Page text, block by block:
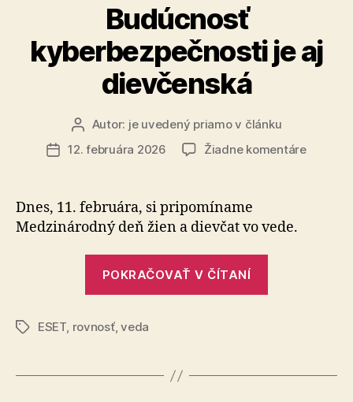
Budúcnosť
kyberbezpečnosti je aj
dievčenská
Autor
článku
Autor: je uvedený priamo v článku
Dátum
12. februára 2026 Žiadne komentárena
Dnes, 11. februára, si pripomíname
Medzinárodný deň žien a dievčat vo vede.
POKRAČOVAŤ V ČÍTANÍ
Značky
ESET, rovnosť,veda